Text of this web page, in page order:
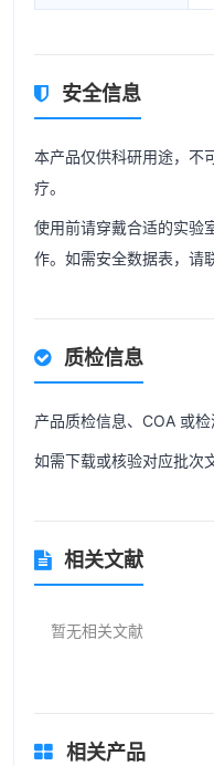
安全信息
本产品仅供科研用途，不
疗。
使用前请穿戴合适的实验
作。如需安全数据表，请
质检信息
产品质检信息、COA 或检
如需下载或核验对应批次
相关文献
暂无相关文献
相关产品